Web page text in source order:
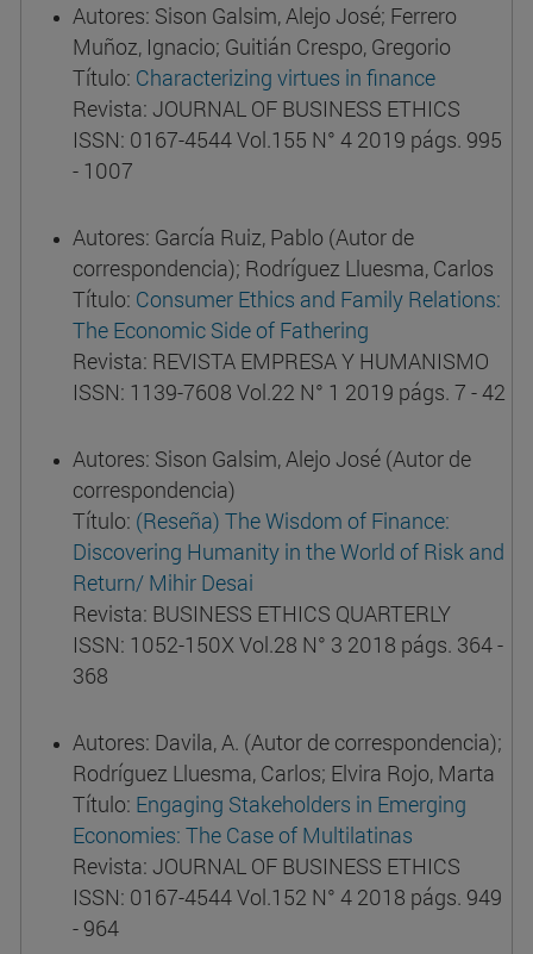
Autores: Sison Galsim, Alejo José; Ferrero
Muñoz, Ignacio; Guitián Crespo, Gregorio
Título: Characterizing virtues in finance
Revista: JOURNAL OF BUSINESS ETHICS
ISSN: 0167-4544 Vol.155 N° 4 2019 págs. 995
- 1007
Autores: García Ruiz, Pablo (Autor de
correspondencia); Rodríguez Lluesma, Carlos
Título: Consumer Ethics and Family Relations:
The Economic Side of Fathering
Revista: REVISTA EMPRESA Y HUMANISMO
ISSN: 1139-7608 Vol.22 N° 1 2019 págs. 7 - 42
Autores: Sison Galsim, Alejo José (Autor de
correspondencia)
Título: (Reseña) The Wisdom of Finance:
Discovering Humanity in the World of Risk and
Return/ Mihir Desai
Revista: BUSINESS ETHICS QUARTERLY
ISSN: 1052-150X Vol.28 N° 3 2018 págs. 364 -
368
Autores: Davila, A. (Autor de correspondencia);
Rodríguez Lluesma, Carlos; Elvira Rojo, Marta
Título: Engaging Stakeholders in Emerging
Economies: The Case of Multilatinas
Revista: JOURNAL OF BUSINESS ETHICS
ISSN: 0167-4544 Vol.152 N° 4 2018 págs. 949
- 964